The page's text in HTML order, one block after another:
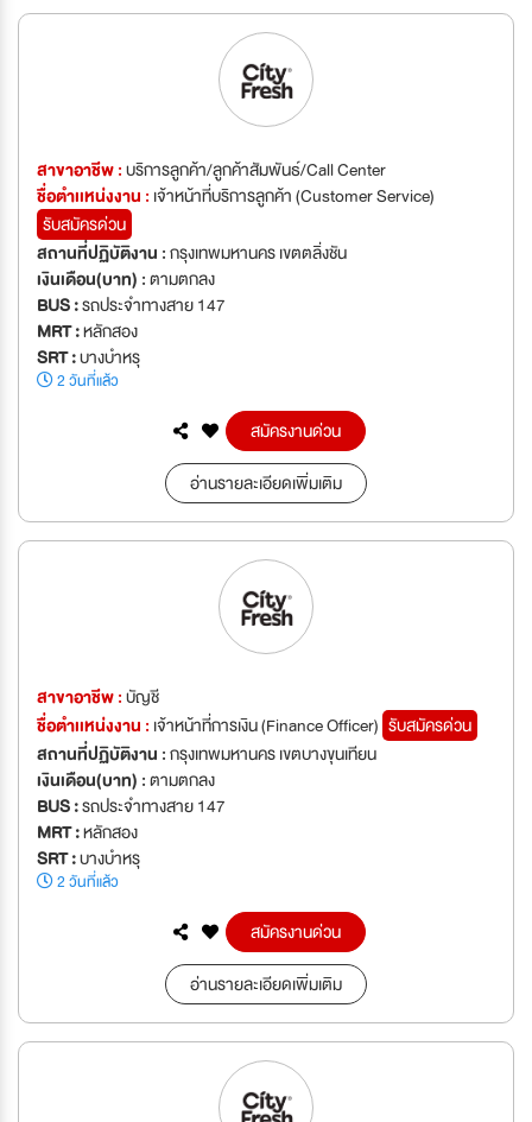
สาขาอาชีพ :บริการลูกค้า/ลูกค้าสัมพันธ์/Call Center
ชื่อตำเเหน่งงาน : เจ้าหน้าที่บริการลูกค้า (Customer Service)
รับสมัครด่วน
สถานที่ปฏิบัติงาน :กรุงเทพมหานคร เขตตลิ่งชัน
เงินเดือน(บาท) :ตามตกลง
BUS :รถประจำทางสาย 147
MRT :หลักสอง
SRT :บางบำหรุ
2 วันที่แล้ว
สมัครงานด่วน
อ่านรายละเอียดเพิ่มเติม
สาขาอาชีพ :บัญชี
ชื่อตำเเหน่งงาน : เจ้าหน้าที่การเงิน (Finance Officer) รับสมัครด่วน
สถานที่ปฏิบัติงาน :กรุงเทพมหานคร เขตบางขุนเทียน
เงินเดือน(บาท) :ตามตกลง
BUS :รถประจำทางสาย 147
MRT :หลักสอง
SRT :บางบำหรุ
2 วันที่แล้ว
สมัครงานด่วน
อ่านรายละเอียดเพิ่มเติม